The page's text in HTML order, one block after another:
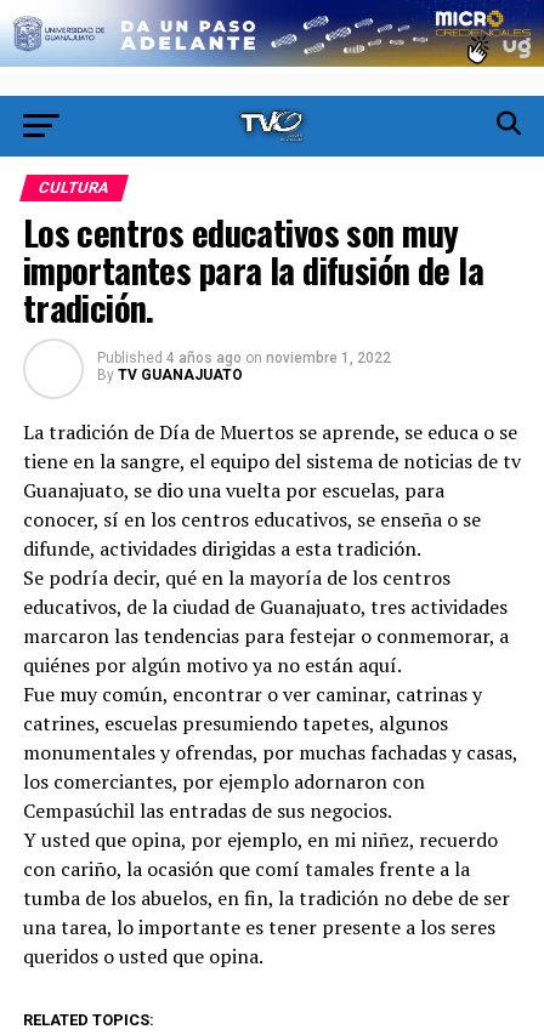
CULTURA
Los centros educativos son muy
importantes para la difusión de la
tradición.
Published 4 años ago on noviembre 1, 2022
By TV GUANAJUATO
La tradición de Día de Muertos se aprende, se educa o se
tiene en la sangre, el equipo del sistema de noticias de tv
Guanajuato, se dio una vuelta por escuelas, para
conocer, sí en los centros educativos, se enseña o se
difunde, actividades dirigidas a esta tradición.
Se podría decir, qué en la mayoría de los centros
educativos, de la ciudad de Guanajuato, tres actividades
marcaron las tendencias para festejar o conmemorar, a
quiénes por algún motivo ya no están aquí.
Fue muy común, encontrar o ver caminar, catrinas y
catrines, escuelas presumiendo tapetes, algunos
monumentales y ofrendas, por muchas fachadas y casas,
los comerciantes, por ejemplo adornaron con
Cempasúchil las entradas de sus negocios.
Y usted que opina, por ejemplo, en mi niñez, recuerdo
con cariño, la ocasión que comí tamales frente a la
tumba de los abuelos, en fin, la tradición no debe de ser
una tarea, lo importante es tener presente a los seres
queridos o usted que opina.
RELATED TOPICS: